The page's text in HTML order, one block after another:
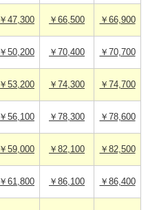
￥47,300 ￥66,500 ￥66,900
￥50,200 ￥70,400 ￥70,700
￥53,200 ￥74,300 ￥74,700
￥56,100 ￥78,300 ￥78,600
￥59,000 ￥82,100 ￥82,500
￥61,800 ￥86,100 ￥86,400